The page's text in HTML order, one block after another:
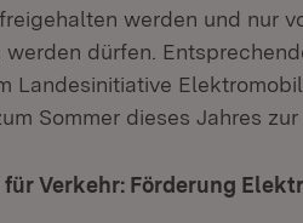
werden und nur
werden dürfen.
Landesinitiative
Sommer dieses Jahres
Verkehr: Förderung